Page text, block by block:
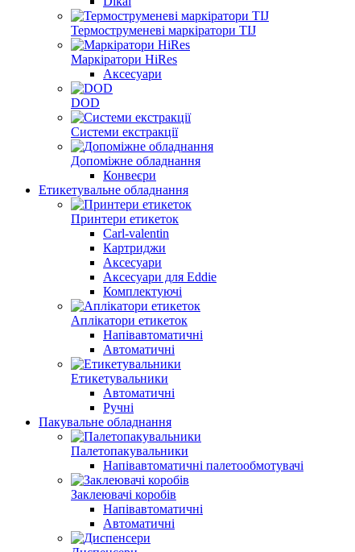
Термоструменеві маркіратори TIJ
Маркіратори HiRes
Аксесуари
DOD
Системи екстракції
Допоміжне обладнання
Конвеєри
Етикетувальне обладнання
Принтери етикеток
Carl-valentin
Картриджи
Аксесуари
Аксесуари для Eddie
Комплектуючі
Аплікатори етикеток
Напівавтоматичні
Автоматичні
Етикетувальники
Автоматичні
Ручні
Пакувальне обладнання
Палетопакувальники
Напівавтоматичні палетообмотувачі
Заклеювачі коробів
Напівавтоматичні
Автоматичні